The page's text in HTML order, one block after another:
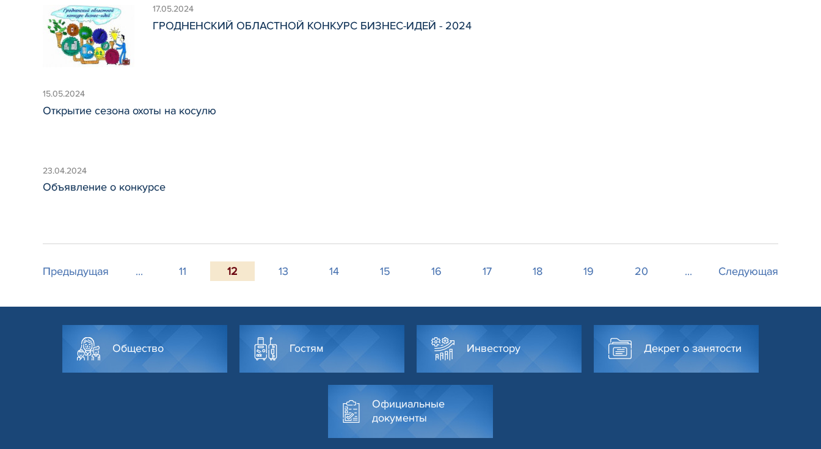
17.05.2024
ГРОДНЕНСКИЙ ОБЛАСТНОЙ КОНКУРС БИЗНЕС-ИДЕЙ - 2024
15.05.2024
Открытие сезона охоты на косулю
23.04.2024
Объявление о конкурсе
Предыдущая ... 11 12 13 14 15 16 17 18 19 20 ... Следующая
Общество Гостям Инвестору Декрет о занятости
Официальные
документы